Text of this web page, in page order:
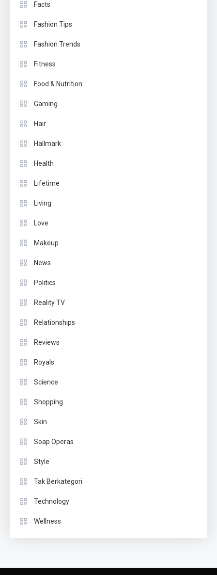
Facts
Fashion Tips
Fashion Trends
Fitness
Food & Nutrition
Gaming
Hair
Hallmark
Health
Lifetime
Living
Love
Makeup
News
Politics
Reality TV
Relationships
Reviews
Royals
Science
Shopping
Skin
Soap Operas
Style
Tak Berkategori
Technology
Wellness